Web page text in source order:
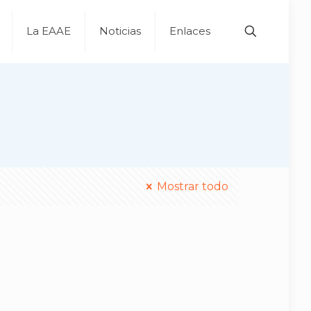
La EAAE Noticias Enlaces
Mostrar todo